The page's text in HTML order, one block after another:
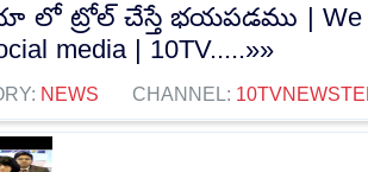
ట్రోల్ చేస్తే భయపడము | We
media | 10TV.....»»
NEWS CHANNEL: